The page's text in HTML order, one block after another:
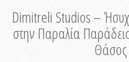
Dimitreli Studios –
στην Παραλία
Θάσος